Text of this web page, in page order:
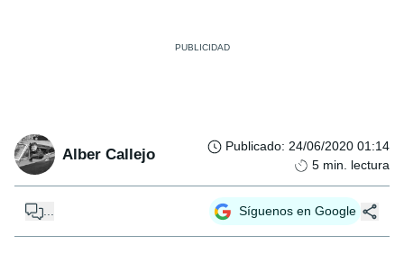
Alber Callejo Publicado: 24/06/2020 01:14
5 min. lectura
... Síguenos en Google